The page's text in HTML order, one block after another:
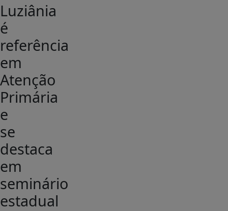
Luziânia
é
referência
em
Atenção
Primária
e
se
destaca
em
seminário
estadual